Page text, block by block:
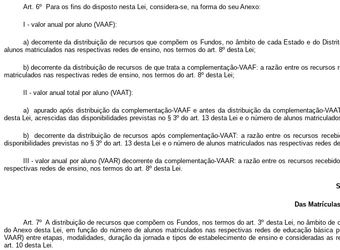
Art. 6º Para os fins do disposto nesta Lei, considera-se, na forma do seu Anexo:
I - valor anual por aluno (VAAF):
a) decorrente da distribuição de recursos que compõem os Fundos, no âmbito de cada Estado e do
alunos matriculados nas respectivas redes de ensino, nos termos do art. 8º desta Lei;
b) decorrente da distribuição de recursos de que trata a complementação-VAAF: a razão entre os
matriculados nas respectivas redes de ensino, nos termos do art. 8º desta Lei;
II - valor anual total por aluno (VAAT):
a) apurado após distribuição da complementação-VAAF e antes da distribuição da complementação-
desta Lei, acrescidas das disponibilidades previstas no § 3º do art. 13 desta Lei e o número de alunos
b) decorrente da distribuição de recursos após complementação-VAAT: a razão entre os recursos
disponibilidades previstas no § 3º do art. 13 desta Lei e o número de alunos matriculados nas respectivas redes
III - valor anual por aluno (VAAR) decorrente da complementação-VAAR: a razão entre os recursos
respectivas redes de ensino, nos termos do art. 8º desta Lei.
Das
Art. 7º A distribuição de recursos que compõem os Fundos, nos termos do art. 3º desta Lei, no âmbito
do Anexo desta Lei, em função do número de alunos matriculados nas respectivas redes de educação
VAAR) entre etapas, modalidades, duração da jornada e tipos de estabelecimento de ensino e consideradas
art. 10 desta Lei.